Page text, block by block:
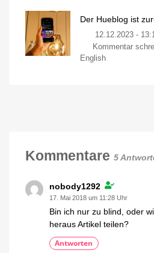
des
Geschenk
Der Hueblog ist
12.12.2023 -
Kommentar
English
Kommentare 5
nobody1292
17. Mai 2018 um 11:28 Uhr
Bin ich nur zu blind, oder
heraus Artikel teilen?
Antworten